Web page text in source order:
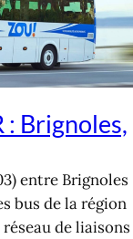
: Brignoles,
entre Brignoles
bus de la région
de liaisons